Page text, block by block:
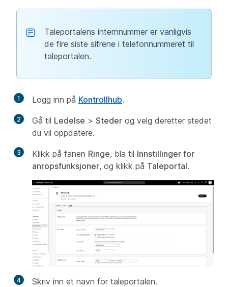
Taleportalens internnummer er vanligvis
de fire siste sifrene i telefonnummeret til
taleportalen.
1 Logg inn på Kontrollhub.
2 Gå til Ledelse > Steder og velg deretter stedet
du vil oppdatere.
3 Klikk på fanen Ringe, bla til Innstillinger for
anropsfunksjoner, og klikk på Taleportal.
4 Skriv inn et navn for taleportalen.